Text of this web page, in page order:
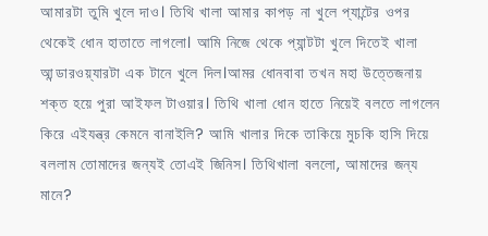
আমারটা তুমি খুলে দাও। তিথি খালা আমার কাপড় না খুলে প্যান্টের ওপর
থেকেই ধোন হাতাতে লাগলো। আমি নিজে থেকে প্যান্টটা খুলে দিতেই খালা
আন্ডারওয়্যারটা এক টানে খুলে দিল।আমর ধোনবাবা তখন মহা উত্তেজনায়
শক্ত হয়ে পুরা আইফল টাওয়ার। তিথি খালা ধোন হাতে নিয়েই বলতে লাগলেন
কিরে এইযন্ত্র কেমনে বানাইলি? আমি খালার দিকে তাকিয়ে মুচকি হাসি দিয়ে
বললাম তোমাদের জন্যই তোএই জিনিস। তিথিখালা বললো, আমাদের জন্য
মানে?